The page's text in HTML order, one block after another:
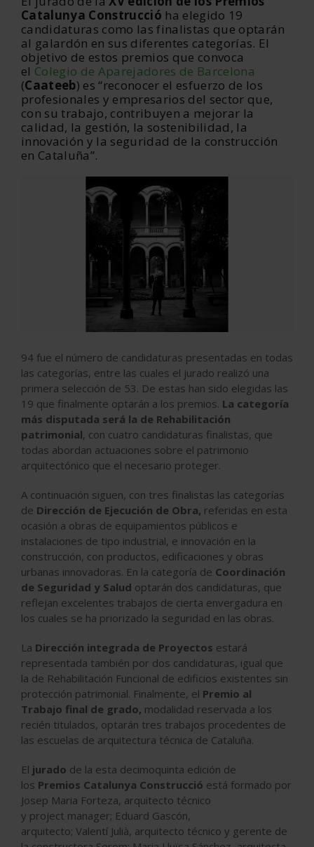
Catalunya Construcció ha elegido 19
candidaturas como las finalistas que optarán
al galardón en sus diferentes categorías. El
objetivo de estos premios que convoca
el Colegio de Aparejadores de Barcelona
(Caateeb) es “reconocer el esfuerzo de los
profesionales y empresarios del sector que,
con su trabajo, contribuyen a mejorar la
calidad, la gestión, la sostenibilidad, la
innovación y la seguridad de la construcción
en Cataluña”.
94 fue el número de candidaturas presentadas en todas
las categorías, entre las cuales el jurado realizó una
primera selección de 53. De estas han sido elegidas las
19 que finalmente optarán a los premios. La categoría
más disputada será la de Rehabilitación
patrimonial, con cuatro candidaturas finalistas, que
todas abordan actuaciones sobre el patrimonio
arquitectónico que el necesario proteger.
A continuación siguen, con tres finalistas las categorías
de Dirección de Ejecución de Obra, referidas en esta
ocasión a obras de equipamientos públicos e
instalaciones de tipo industrial, e innovación en la
construcción, con productos, edificaciones y obras
urbanas innovadoras. En la categoría de Coordinación
de Seguridad y Salud optarán dos candidaturas, que
reflejan excelentes trabajos de cierta envergadura en
los cuales se ha priorizado la seguridad en las obras.
La Dirección integrada de Proyectos estará
representada también por dos candidaturas, igual que
la de Rehabilitación Funcional de edificios existentes sin
protección patrimonial. Finalmente, el Premio al
Trabajo final de grado, modalidad reservada a los
recién titulados, optarán tres trabajos procedentes de
las escuelas de arquitectura técnica de Cataluña.
El jurado de la esta decimoquinta edición de
los Premios Catalunya Construcció está formado por
Josep Maria Forteza, arquitecto técnico
y project manager; Eduard Gascón,
arquitecto; Valentí Julià, arquitecto técnico y gerente de